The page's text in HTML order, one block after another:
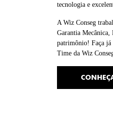
tecnologia e
A Wiz Conseg
Garantia Mecânica,
patrimônio! Faça já
Time da Wiz